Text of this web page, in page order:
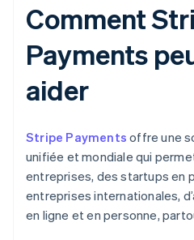
Comment
Payments
aider
Stripe Payments offre une
unifiée et mondiale qui
entreprises, des startups en
entreprises internationales,
en ligne et en personne,